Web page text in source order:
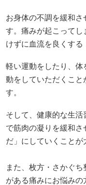
お身体の不調を緩和
す。痛みが起こって
けずに血流を良くする
軽い運動をしたり、
動をしていただくこと
す。
そして、健康的な生
で筋肉の凝りを緩和
だ」にしていくことが
また、枚方・さかぐ
がある痛みにお悩み